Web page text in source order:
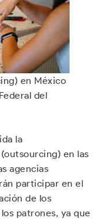
en México
del
la
en las
agencias
participar en el
de los
patrones, ya que